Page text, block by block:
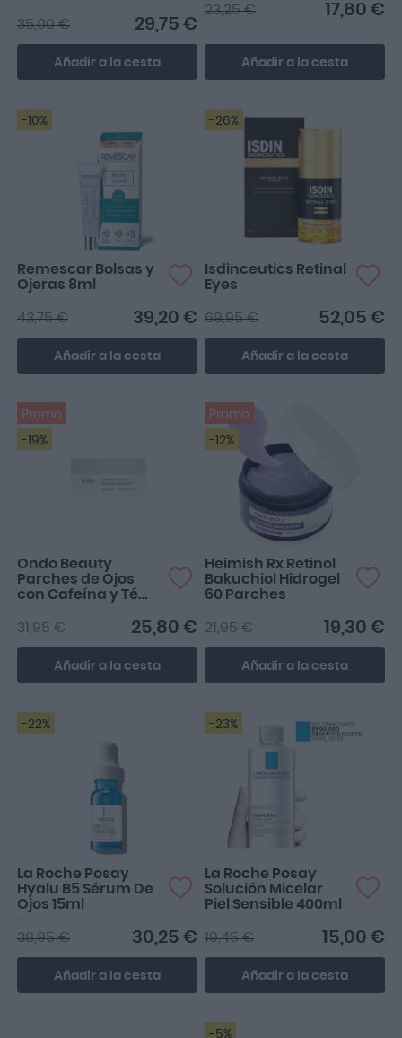
15ml
29,75 €
35,00 €
Añadir a la cesta
17,80 €
23,25 €
Añadir a la cesta
-10%
Remescar Bolsas y
Ojeras 8ml
39,20 €
43,75 €
Añadir a la cesta
-26%
Isdinceutics Retinal
Eyes
52,05 €
69,95 €
Añadir a la cesta
Promo
-19%
Ondo Beauty
Parches de Ojos
con Cafeína y Té
25,80 €
31,95 €
Añadir a la cesta
Promo
-12%
Heimish Rx Retinol
Bakuchiol Hidrogel
60 Parches
19,30 €
21,95 €
Añadir a la cesta
-22%
La Roche Posay
Hyalu B5 Sérum De
Ojos 15ml
30,25 €
38,95 €
Añadir a la cesta
-23%
La Roche Posay
Solución Micelar
Piel Sensible 400ml
15,00 €
19,45 €
Añadir a la cesta
-5%